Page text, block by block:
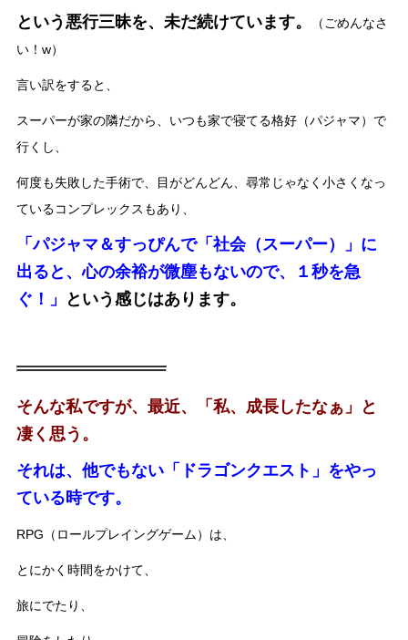
という悪行三昧を、未だ続けています。
（ごめんなさ
い！w）
言い訳をすると、
スーパーが家の隣だから、いつも家で寝てる格好（パジャマ）で
行くし、
何度も失敗した手術で、目がどんどん、尋常じゃなく小さくなっ
ているコンプレックスもあり、
「パジャマ＆すっぴんで「社会（スーパー）」に
出ると、心の余裕が微塵もないので、１秒を急
ぐ！」
という感じはあります。
そんな私ですが、最近、「私、成長したなぁ」と
凄く思う。
それは、他でもない「ドラゴンクエスト」をやっ
ている時です。
RPG（ロールプレイングゲーム）は、
とにかく時間をかけて、
旅にでたり、